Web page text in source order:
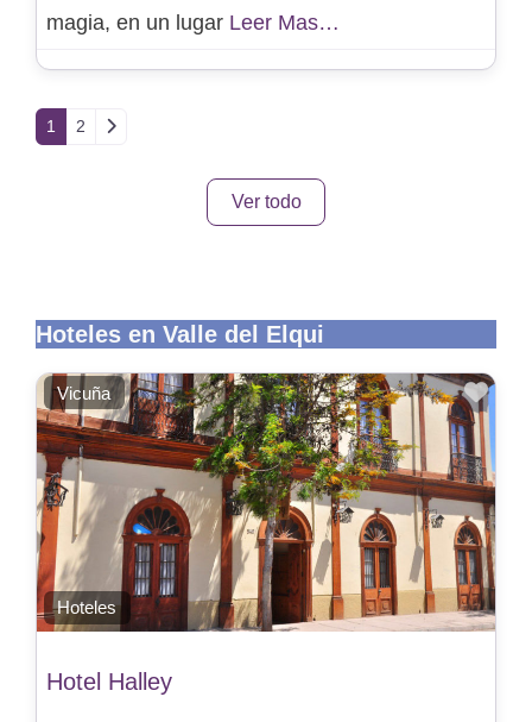
magia, en un lugar Leer Mas…
1 2 Entradas anteriores
Ver todo
Hoteles en Valle del Elqui
Vicuña
Hoteles
Hotel Halley